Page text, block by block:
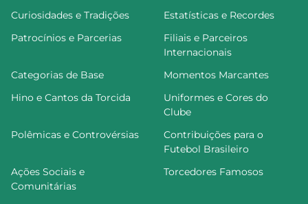
Curiosidades e Tradições
Estatísticas e Recordes
Patrocínios e Parcerias
Filiais e Parceiros
Internacionais
Categorias de Base
Momentos Marcantes
Hino e Cantos da Torcida
Uniformes e Cores do
Clube
Polêmicas e Controvérsias
Contribuições para o
Futebol Brasileiro
Ações Sociais e
Comunitárias
Torcedores Famosos